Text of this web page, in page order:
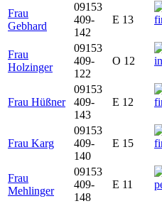
Frau
Gebhard
09153
409-
142
E 13
Frau
Holzinger
09153
409-
122
O 12
Frau Hüßner
09153
409-
143
E 12
Frau Karg
09153
409-
140
E 15
Frau
Mehlinger
09153
409-
148
E 11